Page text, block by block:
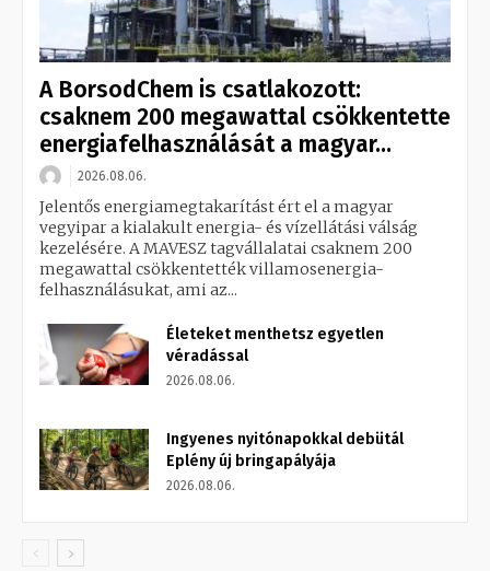
A BorsodChem is csatlakozott:
csaknem 200 megawattal csökkentette
energiafelhasználását a magyar...
2026.08.06.
Jelentős energiamegtakarítást ért el a magyar
vegyipar a kialakult energia- és vízellátási válság
kezelésére. A MAVESZ tagvállalatai csaknem 200
megawattal csökkentették villamosenergia-
felhasználásukat, ami az...
Életeket menthetsz egyetlen
véradással
2026.08.06.
Ingyenes nyitónapokkal debütál
Eplény új bringapályája
2026.08.06.